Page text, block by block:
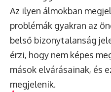
Az ilyen álmokban
problémák gyakran az
belső bizonytalanság
érzi, hogy nem képes
mások elvárásainak, és
megjelenik.